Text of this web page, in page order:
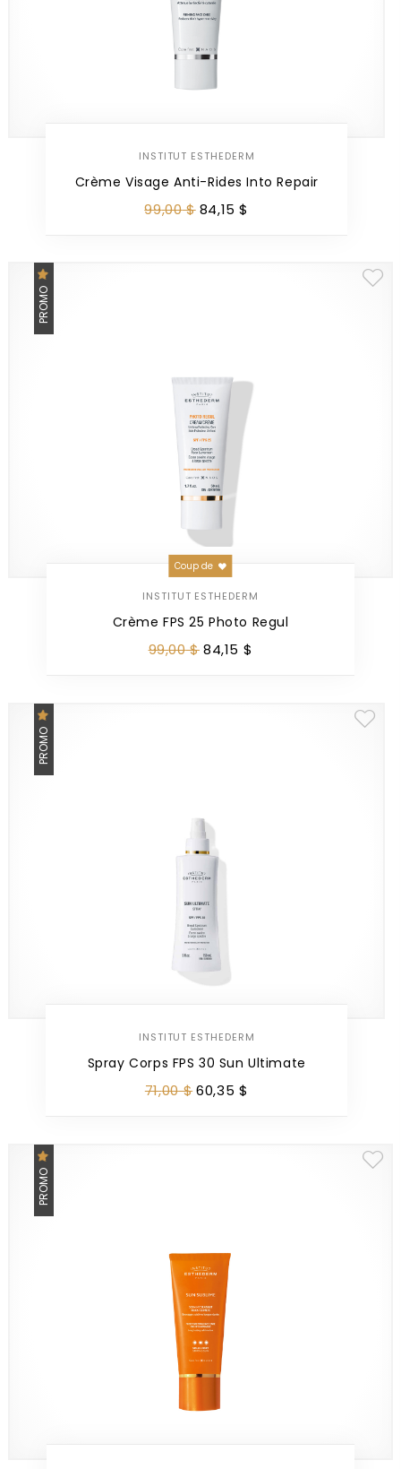
INSTITUT ESTHEDERM
Crème Visage Anti-Rides Into Repair
99,00$ 84,15 $
PROMO
INSTITUT ESTHEDERM
Crème FPS 25 Photo Regul
Coup de
99,00$84,15 $
PROMO
INSTITUT ESTHEDERM
Spray Corps FPS 30 Sun Ultimate
71,00$60,35 $
PROMO